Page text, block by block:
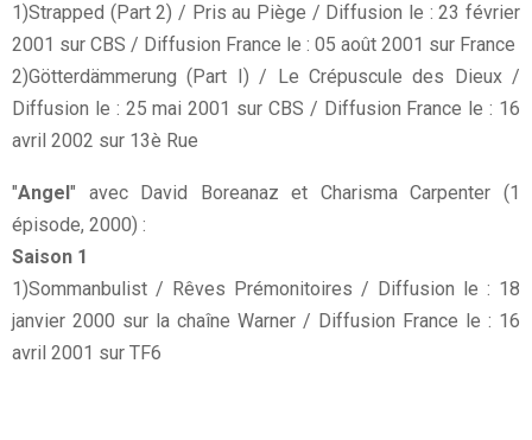
1)Strapped (Part 2) / Pris au Piège / Diffusion le : 23 février
2001 sur CBS / Diffusion France le : 05 août 2001 sur France
2)Götterdämmerung (Part I) / Le Crépuscule des Dieux /
Diffusion le : 25 mai 2001 sur CBS / Diffusion France le : 16
avril 2002 sur 13è Rue
"Angel" avec David Boreanaz et Charisma Carpenter (1
épisode, 2000) :
Saison 1
1)Sommanbulist / Rêves Prémonitoires / Diffusion le : 18
janvier 2000 sur la chaîne Warner / Diffusion France le : 16
avril 2001 sur TF6